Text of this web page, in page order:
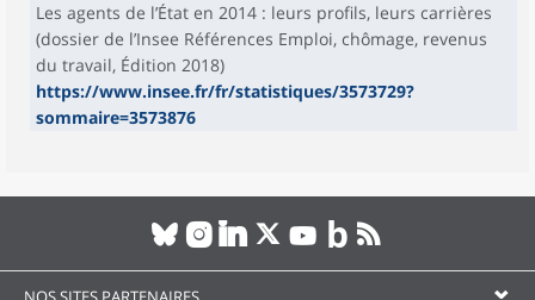
Les agents de l’État en 2014 : leurs profils, leurs carrières
(dossier de l’Insee Références Emploi, chômage, revenus
du travail, Édition 2018)
https://www.insee.fr/fr/statistiques/3573729?
sommaire=3573876